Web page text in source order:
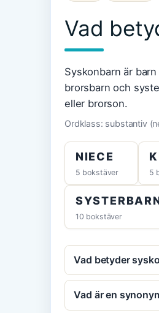
Vad
Syskonbarn är
brorsbarn och
eller brorson.
Ordklass: substantiv
NIECE
5 bokstäver 5
10 bokstäver
Vad betyder
Vad är en